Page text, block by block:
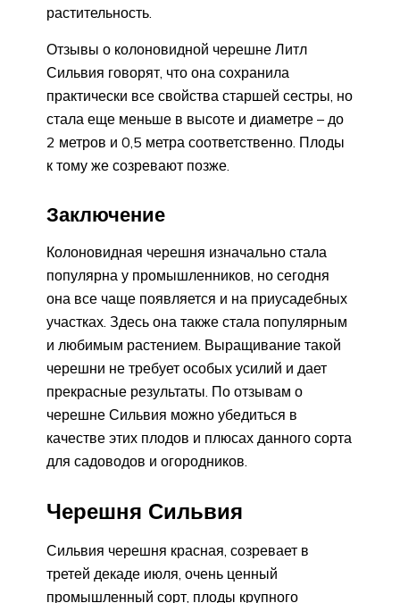
растительность.
Отзывы о колоновидной черешне Литл
Сильвия говорят, что она сохранила
практически все свойства старшей сестры, но
стала еще меньше в высоте и диаметре – до
2 метров и 0,5 метра соответственно. Плоды
к тому же созревают позже.
Заключение
Колоновидная черешня изначально стала
популярна у промышленников, но сегодня
она все чаще появляется и на приусадебных
участках. Здесь она также стала популярным
и любимым растением. Выращивание такой
черешни не требует особых усилий и дает
прекрасные результаты. По отзывам о
черешне Сильвия можно убедиться в
качестве этих плодов и плюсах данного сорта
для садоводов и огородников.
Черешня Сильвия
Сильвия черешня красная, созревает в
третей декаде июля, очень ценный
промышленный сорт, плоды крупного